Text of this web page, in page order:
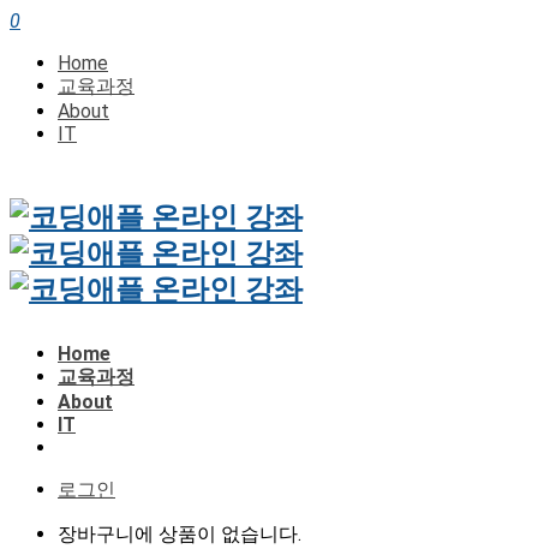
0
Home
교육과정
About
IT
Home
교육과정
About
IT
로그인
장바구니에 상품이 없습니다.